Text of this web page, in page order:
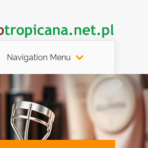
Navigation Menu